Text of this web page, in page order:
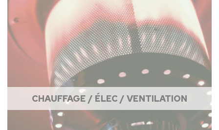
CHAUFFAGE / ÉLEC / VENTILATION